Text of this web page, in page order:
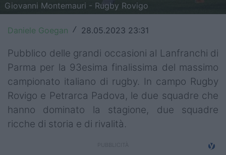
Champions Cup
Challenge Cup
World Rugby
Rugby World Cup
Super Rugby
Rugby in TV
Giovanni Montemauri - Rugby Rovigo
Daniele Goegan / 28.05.2023 23:31
Pubblico delle grandi occasioni al Lanfranchi di
Parma per la 93esima finalissima del massimo
campionato italiano di rugby. In campo Rugby
Rovigo e Petrarca Padova, le due squadre che
hanno dominato la stagione, due squadre
ricche di storia e di rivalità.